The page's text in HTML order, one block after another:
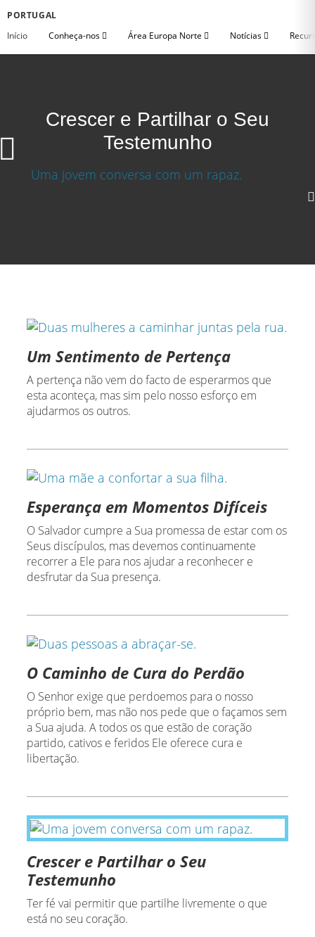
PORTUGAL
Início
Conheça-nos Área Europa Norte Notícias
Crescer e Partilhar o Seu
Testemunho
Um Sentimento de Pertença
A pertença não vem do facto de esperarmos que
esta aconteça, mas sim pelo nosso esforço em
ajudarmos os outros.
Esperança em Momentos Difíceis
O Salvador cumpre a Sua promessa de estar com os
Seus discípulos, mas devemos continuamente
recorrer a Ele para nos ajudar a reconhecer e
desfrutar da Sua presença.
O Caminho de Cura do Perdão
O Senhor exige que perdoemos para o nosso
próprio bem, mas não nos pede que o façamos sem
a Sua ajuda. A todos os que estão de coração
partido, cativos e feridos Ele oferece cura e
libertação.
Crescer e Partilhar o Seu
Testemunho
Ter fé vai permitir que partilhe livremente o que
está no seu coração.